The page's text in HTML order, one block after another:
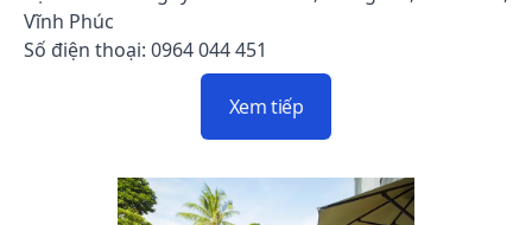
Vĩnh Phúc
Số điện thoại: 0964 044 451
Xem tiếp